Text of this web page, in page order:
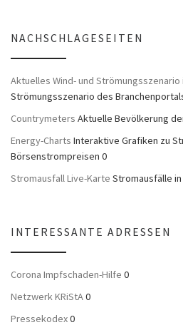
NACHSCHLAGESEITEN
Aktuelles Wind- und Strömungsszenario
Strömungsszenario des
Countrymeters Aktuelle Bevölkerung
Energy-Charts Interaktive Grafiken zu
Börsenstrompreisen 0
Stromausfall Live-Karte Stromausfälle
INTERESSANTE ADRESSEN
Corona Impfschaden-Hilfe 0
Netzwerk KRiStA0
Pressekodex0